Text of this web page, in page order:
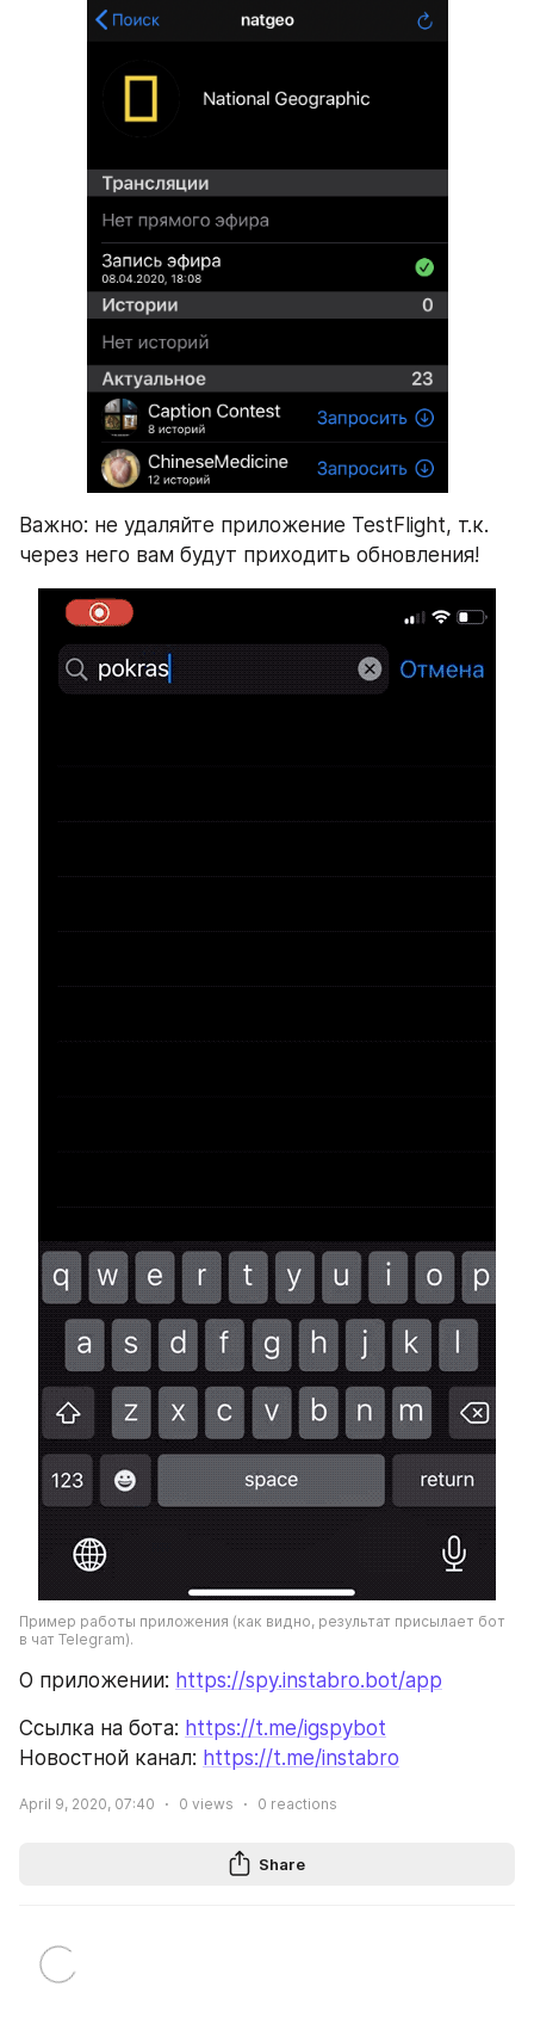
Важно: не удаляйте приложение TestFlight, т.к.
через него вам будут приходить обновления!
Пример работы приложения (как видно, результат присылает бот
в чат Telegram).
О приложении: https://spy.instabro.bot/app
Ссылка на бота: https://t.me/igspybot
Новостной канал: https://t.me/instabro
April 9, 2020, 07:40 0 views 0 reactions
Share